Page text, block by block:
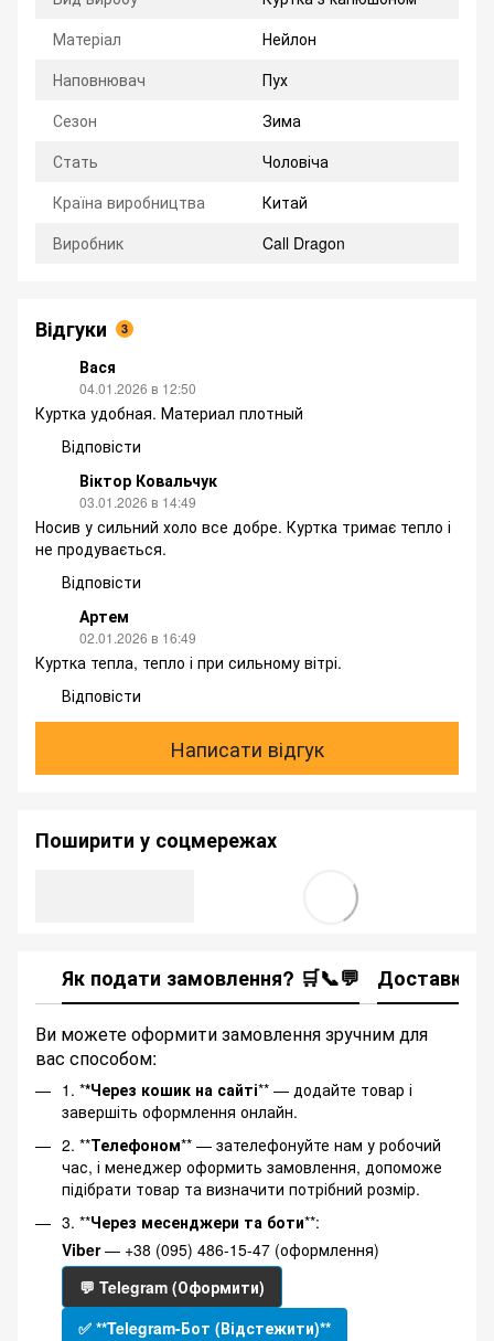
Матеріал
Нейлон
Наповнювач
Пух
Сезон
Зима
Стать
Чоловіча
Країна виробництва
Китай
Виробник
Call Dragon
Відгуки 3
Вася
04.01.2026 в 12:50
Куртка удобная. Материал плотный
Відповісти
Віктор Ковальчук
03.01.2026 в 14:49
Носив у сильний холо все добре. Куртка тримає тепло і
не продувається.
Відповісти
Артем
02.01.2026 в 16:49
Куртка тепла, тепло і при сильному вітрі.
Відповісти
Написати відгук
Поширити у соцмережах
Як подати замовлення? 🛒📞💬 Доставка
Ви можете оформити замовлення зручним для
вас способом:
1. **Через кошик на сайті** — додайте товар і
завершіть оформлення онлайн.
2. **Телефоном** — зателефонуйте нам у робочий
час, і менеджер оформить замовлення, допоможе
підібрати товар та визначити потрібний розмір.
3. **Через месенджери та боти**:
Viber— +38 (095) 486-15-47 (оформлення)
💬 Telegram (Оформити)
✅ **Telegram-Бот (Відстежити)**